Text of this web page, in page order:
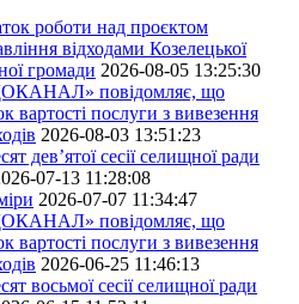
роботи над проєктом
відходами Козелецької
громади 2026-08-05 13:25:30
повідомляє, що
вартості послуги з вивезення
2026-08-03 13:51:23
дев’ятої сесії селищної ради
07-13 11:28:08
2026-07-07 11:34:47
повідомляє, що
вартості послуги з вивезення
2026-06-25 11:46:13
восьмої сесії селищної ради